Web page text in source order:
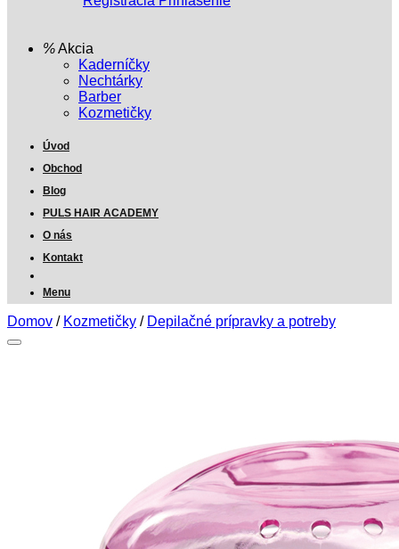
Akcia
Kaderníčky
Nechtárky
Barber
Kozmetičky
Úvod
Obchod
Blog
PULS HAIR ACADEMY
O nás
Kontakt
Menu
Domov / Kozmetičky / Depilačné prípravky a potreby